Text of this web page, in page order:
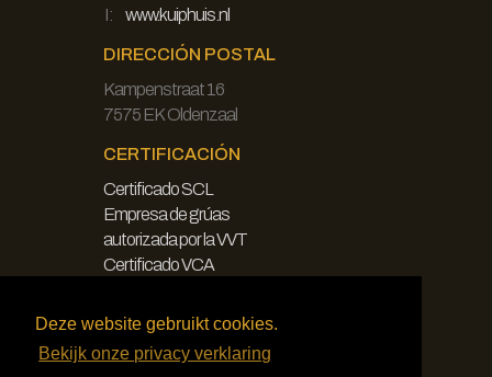
Deze website gebruikt cookies.
Bekijk onze privacy verklaring
I:
www.kuiphuis.nl
DIRECCIÓN POSTAL
Kampenstraat 16
7575 EK Oldenzaal
CERTIFICACIÓN
Certificado SCL
Empresa de grúas
autorizada por la VVT
Certificado VCA
LEGAL